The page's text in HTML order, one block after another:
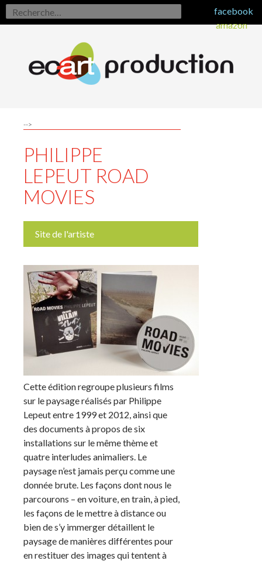
Rechercher :facebook
amazon
-->
PHILIPPE
LEPEUT ROAD
MOVIES
Site de l'artiste
Cette édition regroupe plusieurs films
sur le paysage réalisés par Philippe
Lepeut entre 1999 et 2012, ainsi que
des documents à propos de six
installations sur le même thème et
quatre interludes animaliers. Le
paysage n’est jamais perçu comme une
donnée brute. Les façons dont nous le
parcourons – en voiture, en train, à pied,
les façons de le mettre à distance ou
bien de s’y immerger détaillent le
paysage de manières différentes pour
en restituer des images qui tentent à